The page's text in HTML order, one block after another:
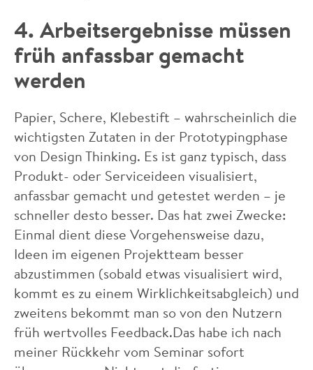
4. Arbeitsergebnisse müssen
früh anfassbar gemacht
werden
Papier, Schere, Klebestift – wahrscheinlich die
wichtigsten Zutaten in der Prototypingphase
von Design Thinking. Es ist ganz typisch, dass
Produkt- oder Serviceideen visualisiert,
anfassbar gemacht und getestet werden – je
schneller desto besser. Das hat zwei Zwecke:
Einmal dient diese Vorgehensweise dazu,
Ideen im eigenen Projektteam besser
abzustimmen (sobald etwas visualisiert wird,
kommt es zu einem Wirklichkeitsabgleich) und
zweitens bekommt man so von den Nutzern
früh wertvolles Feedback.Das habe ich nach
meiner Rückkehr vom Seminar sofort